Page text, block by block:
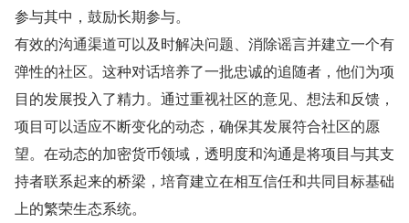
参与其中，鼓励长期参与。
有效的沟通渠道可以及时解决问题、消除谣言并建立一个有
弹性的社区。这种对话培养了一批忠诚的追随者，他们为项
目的发展投入了精力。通过重视社区的意见、想法和反馈，
项目可以适应不断变化的动态，确保其发展符合社区的愿
望。在动态的加密货币领域，透明度和沟通是将项目与其支
持者联系起来的桥梁，培育建立在相互信任和共同目标基础
上的繁荣生态系统。